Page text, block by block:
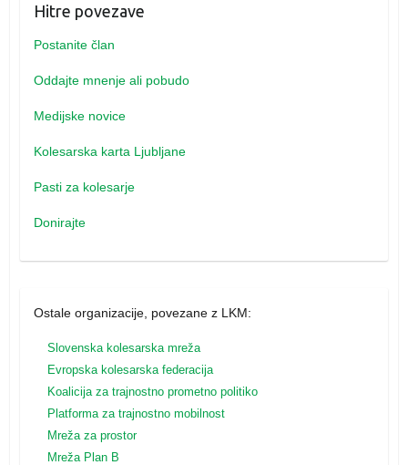
Hitre povezave
Postanite član
Oddajte mnenje ali pobudo
Medijske novice
Kolesarska karta Ljubljane
Pasti za kolesarje
Donirajte
Ostale organizacije, povezane z LKM:
Slovenska kolesarska mreža
Evropska kolesarska federacija
Koalicija za trajnostno prometno politiko
Platforma za trajnostno mobilnost
Mreža za prostor
Mreža Plan B